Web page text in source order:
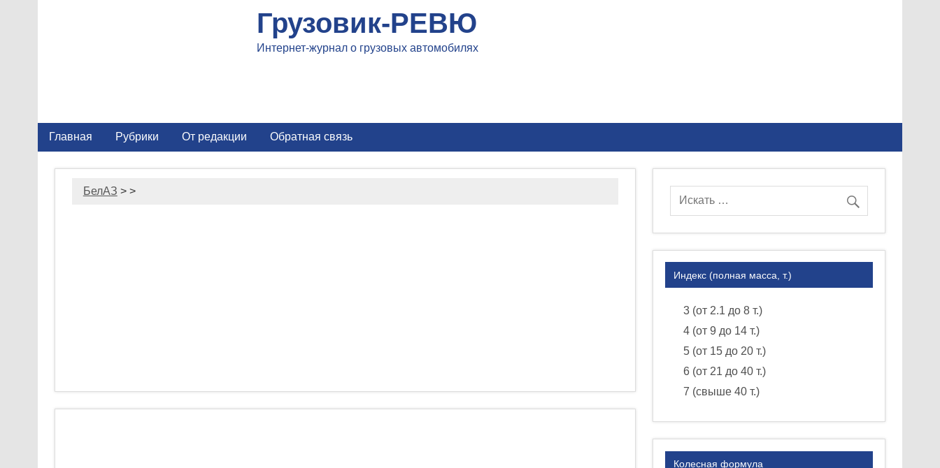
Грузовик-РЕВЮ
Интернет-журнал о грузовых автомобилях
Главная Рубрики От редакции Обратная связь
БелАЗ > >
Индекс (полная масса, т.)
3 (от 2.1 до 8 т.)
4 (от 9 до 14 т.)
5 (от 15 до 20 т.)
6 (от 21 до 40 т.)
7 (свыше 40 т.)
Колесная формула